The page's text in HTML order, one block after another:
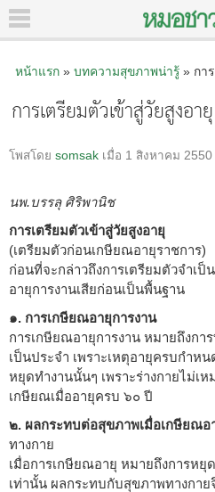
หน้าแรก» บทความสุขภาพน่ารู้» การ
การเตรียมตัวเข้าสู่วัยสูงอายุ
โพสโดย somsak เมื่อ 1 สิงหาคม
นพ.บรรลุ ศิริพานิช
การเตรียมตัวเข้าสู่วัยสูงอายุ
(เตรียมตัวก่อนเกษียณอายุราชการ)
ก่อนที่จะกล่าวถึงการเตรียมตัวจำเ
อายุการงานเสียก่อนเป็นพื้นฐาน
๑. การเกษียณอายุการงาน
การเกษียณอายุการงาน หมายถึงกา
เป็นประจำ เพราะเหตุอายุครบกำห
หยุดทำงานนั้นๆ เพราะร่างกายไม่เ
เกษียณเมื่ออายุครบ ๖๐ ปี
๒. ผลกระทบต่อสุขภาพเมื่อเกษียณอ
ทางกาย
เมื่อการเกษียณอายุ หมายถึงการหยุ
เท่านั้น ผลกระทบกับสุขภาพทางกาย